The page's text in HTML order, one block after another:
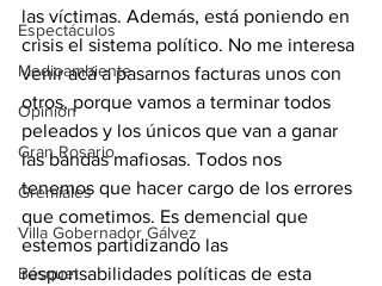
Espectáculos
Medioambiente
Opinión
Gran Rosario
Gremiales
Villa Gobernador Gálvez
Básquet
las víctimas. Además, está poniendo en
crisis el sistema político. No me interesa
venir acá a pasarnos facturas unos con
otros, porque vamos a terminar todos
peleados y los únicos que van a ganar
las bandas mafiosas. Todos nos
tenemos que hacer cargo de los errores
que cometimos. Es demencial que
estemos partidizando las
responsabilidades políticas de esta